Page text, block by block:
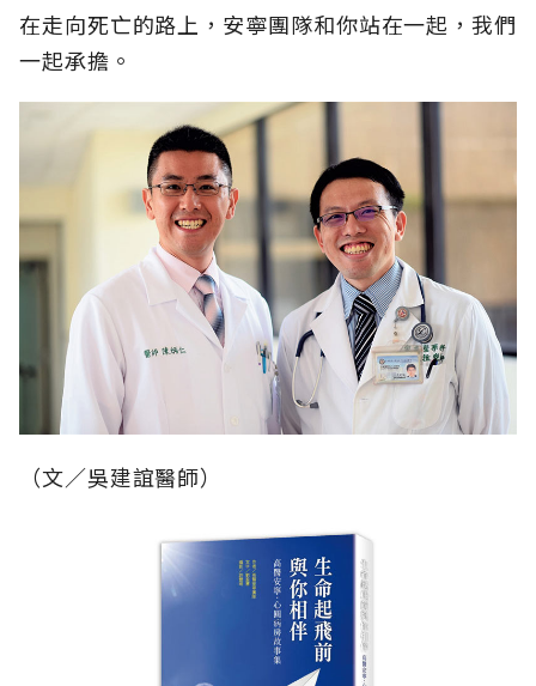
在走向死亡的路上，安寧團隊和你站在一起，我們
一起承擔。
（文／吳建誼醫師）